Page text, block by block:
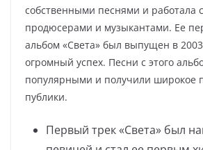
собственными песнями и работала
продюсерами и музыкантами. Ее
альбом «Света» был выпущен в
огромный успех. Песни с этого
популярными и получили широкое
публики.
Первый трек «Света» был